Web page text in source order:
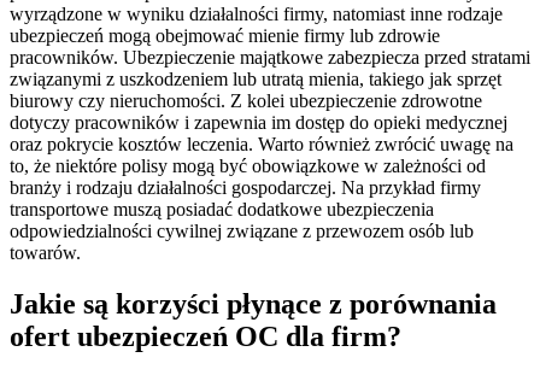
wyrządzone w wyniku działalności firmy, natomiast inne rodzaje
ubezpieczeń mogą obejmować mienie firmy lub zdrowie
pracowników. Ubezpieczenie majątkowe zabezpiecza przed stratami
związanymi z uszkodzeniem lub utratą mienia, takiego jak sprzęt
biurowy czy nieruchomości. Z kolei ubezpieczenie zdrowotne
dotyczy pracowników i zapewnia im dostęp do opieki medycznej
oraz pokrycie kosztów leczenia. Warto również zwrócić uwagę na
to, że niektóre polisy mogą być obowiązkowe w zależności od
branży i rodzaju działalności gospodarczej. Na przykład firmy
transportowe muszą posiadać dodatkowe ubezpieczenia
odpowiedzialności cywilnej związane z przewozem osób lub
towarów.
Jakie są korzyści płynące z porównania
ofert ubezpieczeń OC dla firm?